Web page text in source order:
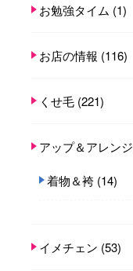
お勉強タイム (1)
お店の情報 (116)
くせ毛 (221)
アップ＆アレンジ
着物＆袴 (14)
イメチェン (53)